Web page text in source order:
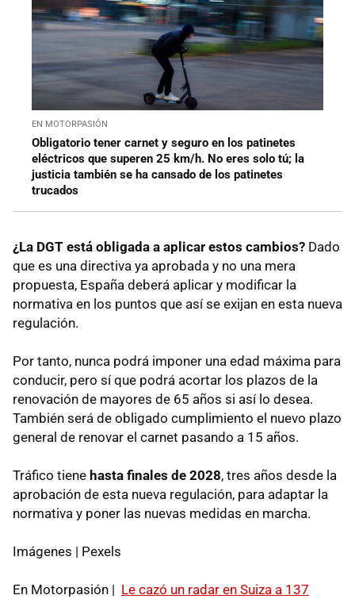
EN MOTORPASIÓN
Obligatorio tener carnet y seguro en los patinetes
eléctricos que superen 25 km/h. No eres solo tú; la
justicia también se ha cansado de los patinetes
trucados
¿La DGT está obligada a aplicar estos cambios? Dado
que es una directiva ya aprobada y no una mera
propuesta, España deberá aplicar y modificar la
normativa en los puntos que así se exijan en esta nueva
regulación.
Por tanto, nunca podrá imponer una edad máxima para
conducir, pero sí que podrá acortar los plazos de la
renovación de mayores de 65 años si así lo desea.
También será de obligado cumplimiento el nuevo plazo
general de renovar el carnet pasando a 15 años.
Tráfico tiene hasta finales de 2028, tres años desde la
aprobación de esta nueva regulación, para adaptar la
normativa y poner las nuevas medidas en marcha.
Imágenes | Pexels
En Motorpasión | Le cazó un radar en Suiza a 137